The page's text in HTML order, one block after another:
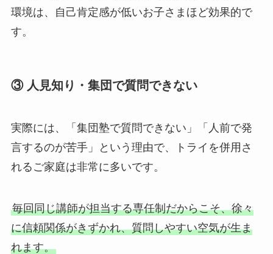
環境は、自己肯定感が低いお子さまほど効果的で
す。
③ 人見知り・集団で質問できない
実際には、「集団塾で質問できない」「人前で発
言するのが苦手」という理由で、トライを併用さ
れるご家庭は非常に多いです。
毎回同じ講師が担当する専任制だからこそ、徐々
に信頼関係がきずかれ、質問しやすい空気が生ま
れます。